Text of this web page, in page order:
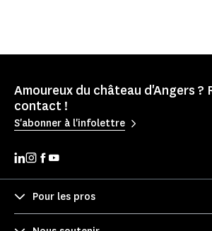
Amoureux du château d'Angers ?
contact !
S'abonner à l'infolettre
Pour les pros